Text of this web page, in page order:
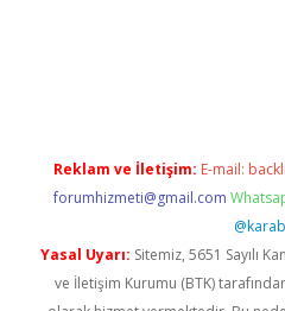
Reklam ve İletişim: E-mail:
forumhizmeti@gmail.com
Yasal Uyarı: Sitemiz, 5651 Sayılı
ve İletişim Kurumu (BTK)